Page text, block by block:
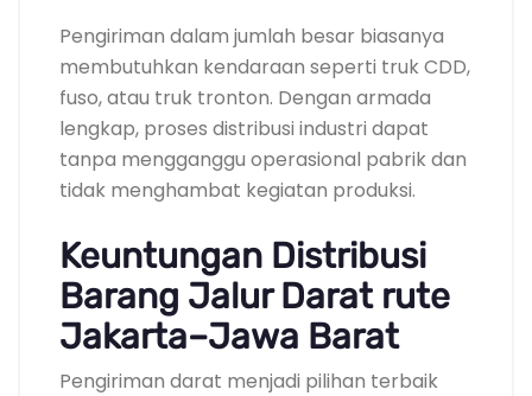
Pengiriman dalam jumlah besar biasanya
membutuhkan kendaraan seperti truk CDD,
fuso, atau truk tronton. Dengan armada
lengkap, proses distribusi industri dapat
tanpa mengganggu operasional pabrik dan
tidak menghambat kegiatan produksi.
Keuntungan Distribusi
Barang Jalur Darat rute
Jakarta–Jawa Barat
Pengiriman darat menjadi pilihan terbaik